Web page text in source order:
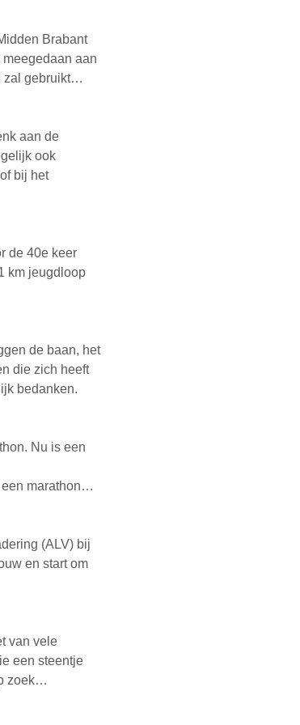
Brabant
aan
zal gebruikt…
aan de
ook
bij het
de 40e keer
km jeugdloop
de baan, het
die zich heeft
bedanken.
Nu is een
een marathon…
(ALV) bij
en start om
van vele
een steentje
zoek…